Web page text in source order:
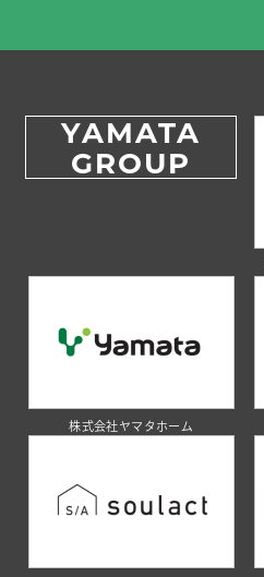
YAMATA
GROUP
株式会社ヤマタホーム